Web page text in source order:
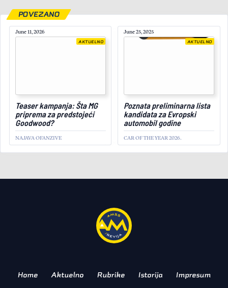
POVEZANO
June 11, 2026
Teaser kampanja: Šta MG
priprema za predstojeći
Goodwood?
NAJAVA OFANZIVE
AKTUELNO
June 25, 2025
Poznata preliminarna lista
kandidata za Evropski
automobil godine
CAR OF THE YEAR 2026.
AKTUELNO
November 26, 2025
poslednja prilika da kupite
Home Aktuelno Rubrike Istorija Impresum